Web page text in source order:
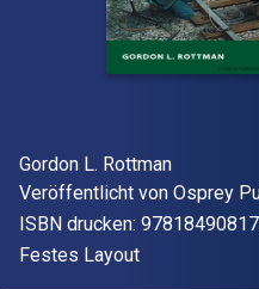
Autor(en)
Gordon L. Rottman
Verleger
Veröffentlicht von Osprey
ISBN drucken:
Format
Festes Layout